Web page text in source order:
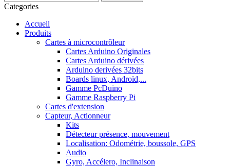
Categories
Accueil
Produits
Cartes à microcontrôleur
Cartes Arduino Originales
Cartes Arduino dérivées
Arduino derivées 32bits
Boards linux, Androïd,...
Gamme PcDuino
Gamme Raspberry Pi
Cartes d'extension
Capteur, Actionneur
Kits
Détecteur présence, mouvement
Localisation: Odométrie, boussole, GPS
Audio
Gyro, Accélero, Inclinaison